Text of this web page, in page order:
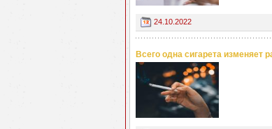
24.10.2022
Всего одна сигарета изменяет